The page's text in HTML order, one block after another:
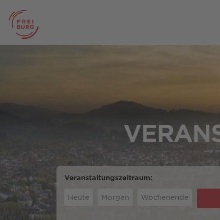
Veranstaltungszeitraum:
Heute Morgen Wochenende